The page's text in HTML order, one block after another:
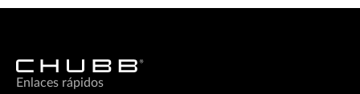
Enlaces rápidos